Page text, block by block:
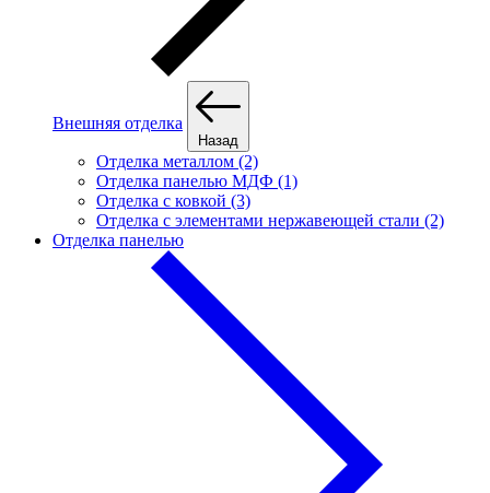
Внешняя отделка
Назад
Отделка металлом (2)
Отделка панелью МДФ (1)
Отделка с ковкой (3)
Отделка с элементами нержавеющей стали (2)
Отделка панелью